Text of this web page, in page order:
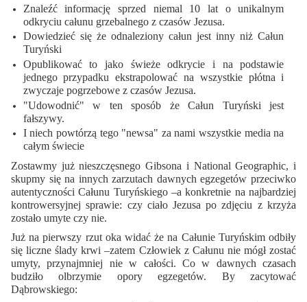
Znaleźć informację sprzed niemal 10 lat o unikalnym
odkryciu całunu grzebalnego z czasów Jezusa.
Dowiedzieć się że odnaleziony całun jest inny niż Całun
Turyński
Opublikować to jako świeże odkrycie i na podstawie
jednego przypadku ekstrapolować na wszystkie płótna i
zwyczaje pogrzebowe z czasów Jezusa.
"Udowodnić" w ten sposób że Całun Turyński jest
fałszywy.
I niech powtórzą tego "newsa" za nami wszystkie media na
całym świecie
Zostawmy już nieszczęsnego Gibsona i National Geographic, i
skupmy się na innych zarzutach dawnych egzegetów przeciwko
autentyczności Całunu Turyńskiego –a konkretnie na najbardziej
kontrowersyjnej sprawie: czy ciało Jezusa po zdjęciu z krzyża
zostało umyte czy nie.
Już na pierwszy rzut oka widać że na Całunie Turyńskim odbiły
się liczne ślady krwi –zatem Człowiek z Całunu nie mógł zostać
umyty, przynajmniej nie w całości. Co w dawnych czasach
budziło olbrzymie opory egzegetów. By zacytować
Dąbrowskiego: